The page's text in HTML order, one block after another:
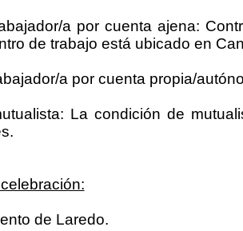
a por cuenta ajena:
de trabajo está ubicado en
a por cuenta propia/
La condición de
de Laredo.